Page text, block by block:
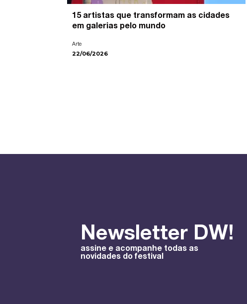
15 artistas que transformam as cidades
em galerias pelo mundo
Arte
22/06/2026
Newsletter DW!
assine e acompanhe todas as
novidades do festival